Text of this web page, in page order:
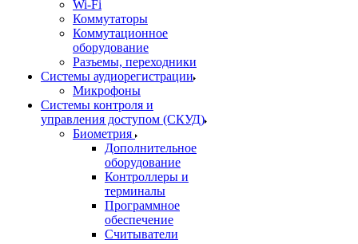
Wi-Fi
Коммутаторы
Коммутационное
оборудование
Разъемы, переходники
Системы аудиорегистрации
Микрофоны
Системы контроля и
управления доступом (СКУД)
Биометрия
Дополнительное
оборудование
Контроллеры и
терминалы
Программное
обеспечение
Считыватели